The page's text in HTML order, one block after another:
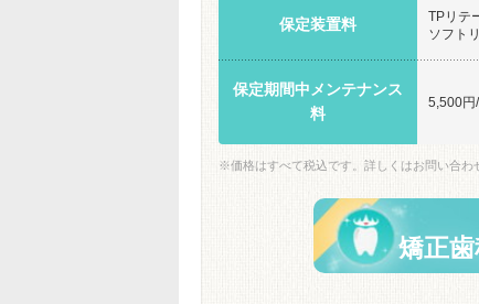
保定装置料
TPリテ
ソフト
保定期間中メンテナンス
料
5,500円
※価格はすべて税込です。詳しくはお問い合わ
矯正